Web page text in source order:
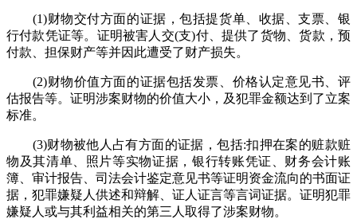
(1)财物交付方面的证据，包括提货单、收据、支票、银
行付款凭证等。证明被害人交(支)付、提供了货物、货款，预
付款、担保财产等并因此遭受了财产损失。
(2)财物价值方面的证据包括发票、价格认定意见书、评
估报告等。证明涉案财物的价值大小，及犯罪金额达到了立案
标准。
(3)财物被他人占有方面的证据，包括:扣押在案的赃款赃
物及其清单、照片等实物证据，银行转账凭证、财务会计账
簿、审计报告、司法会计鉴定意见书等证明资金流向的书面证
据，犯罪嫌疑人供述和辩解、证人证言等言词证据。证明犯罪
嫌疑人或与其利益相关的第三人取得了涉案财物。